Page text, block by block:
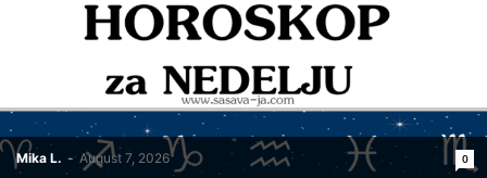
Mika L. - August 7, 2026 0